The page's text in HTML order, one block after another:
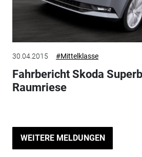
30.04.2015 #Mittelklasse
Fahrbericht Skoda
Raumriese
WEITERE MELDUNGEN